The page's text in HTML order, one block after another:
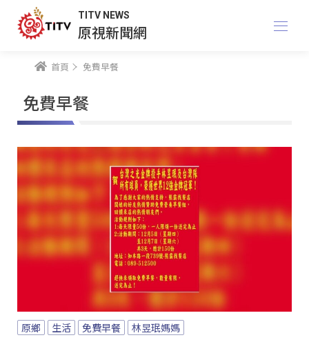
TITV NEWS
原視新聞網
首頁 免費早餐
免費早餐
原鄉 生活 免費早餐 林昱珉媽媽